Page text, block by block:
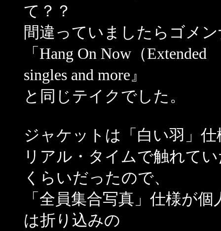
て？？
間違っていましたらゴメ
「Hang On Now（
singles and more』
と同じテイクでした。
ジャケットは「白い羽」
リアル・タイムで触れて
くらいだったので、
「全員集合写真」仕様が
は折り込みの